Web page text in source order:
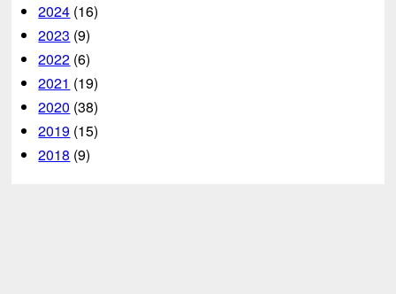
2024 (16)
2023 (9)
2022 (6)
2021 (19)
2020 (38)
2019 (15)
2018 (9)